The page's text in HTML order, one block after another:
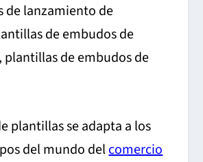
de lanzamiento de
de embudos de
plantillas de embudos de
plantillas se adapta a los
del mundo delcomercio